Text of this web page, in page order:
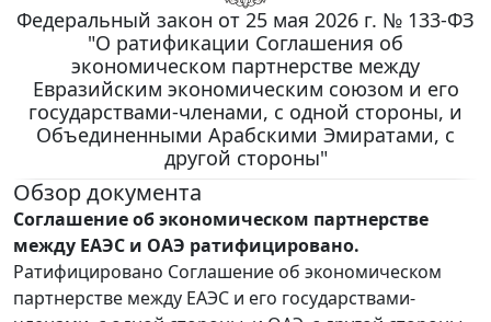
Федеральный закон от 25 мая 2026 г. № 133-ФЗ
"О ратификации Соглашения об
экономическом партнерстве между
Евразийским экономическим союзом и его
государствами-членами, с одной стороны, и
Объединенными Арабскими Эмиратами, с
другой стороны"
Обзор документа
Соглашение об экономическом партнерстве
между ЕАЭС и ОАЭ ратифицировано.
Ратифицировано Соглашение об экономическом
партнерстве между ЕАЭС и его государствами-